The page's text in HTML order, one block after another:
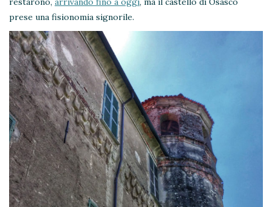
prese una fisionomia signorile.